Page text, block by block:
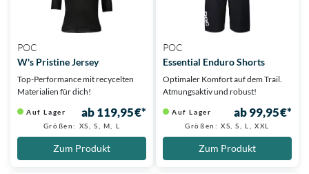
POC
W's Pristine Jersey
Top-Performance mit recycelten
Materialien für dich!
Auf Lager ab 119,95 €*
Größen: XS, S, M, L
Zum Produkt
POC
Essential Enduro Shorts
Optimaler Komfort auf dem Trail.
Atmungsaktiv und robust!
Auf Lager ab 99,95 €*
Größen: XS, S, L, XXL
Zum Produkt